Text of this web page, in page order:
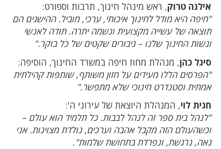
אילנה טרוק, ראש מינהל חינוך, תרבות וספורט:
"חיפה היא מודל לחינוך איכותי, ערכי, מוביל. ההישגים הם
תוצאה של עשייה מקצועית ונשמה יתרה. תודה לאנשי
ונשות החינוך שלנו – גיבורים שקטים של כל בוקר."
סיגל כהן, מנהלת מחוז חיפה במשרד החינוך, הוסיפה:
"הפרסים הללו מעידים על חזון משותף, שותפות קהילתית
אמתית וסטנדרט חינוכי שלא מתפשר."
חגית לוי, המנהלת היוצאת של עירוני ה':
"לנהל בית ספר זה לנהל לבבות. כל תלמיד הוא עולם –
וכשהעולם הזה מקבל אהבה וערכים, נולדת מצוינות. אני
גאה, נרגשת, ונפרדת בתחושת שלמות".